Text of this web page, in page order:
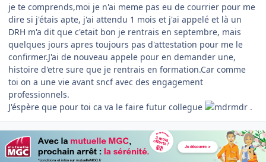
je te comprends,moi je n'ai meme pas eu de courrier pour me
dire si j'étais apte, j'ai attendu 1 mois et j'ai appelé et là un
DRH m'a dit que c'etait bon je rentrais en septembre, mais
quelques jours apres toujours pas d'attestation pour me le
confirmer.J'ai de nouveau appele pour en demander une,
histoire d'etre sure que je rentrais en formation.Car comme
toi on a une vie avant sncf avec des engagement
professionnels.
J'éspère que pour toi ca va le faire futur collegue
.